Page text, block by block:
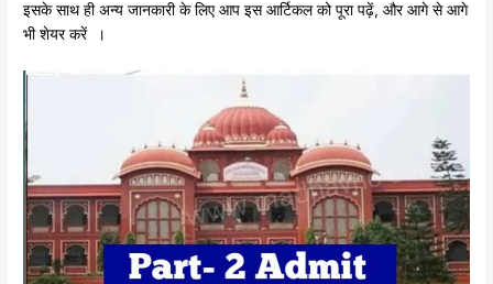
इसके साथ ही अन्य जानकारी के लिए आप इस आर्टिकल को पूरा पढ़ें, और आगे से आगे
भी शेयर करें ।